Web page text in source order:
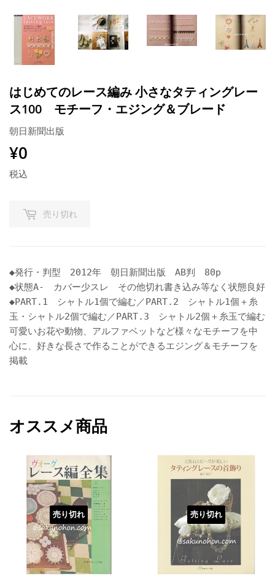
はじめてのレース編み 小さなタティングレー
ス100 モチーフ・エジング＆ブレード
朝日新聞出版
¥0
税込
売り切れ
◆発行・判型 2012年 朝日新聞出版 AB判 80p
◆状態A- カバー少スレ その他切れ書き込み等なく状態良好
◆PART.1 シャトル1個で編む／PART.2 シャトル1個＋糸
玉・シャトル2個で編む／PART.3 シャトル2個＋糸玉で編む
可愛いお花や動物、アルファベットなど様々なモチーフを中
心に、好きな長さで作ることができるエジング＆モチーフを
掲載
オススメ商品
売り切れ 売り切れ